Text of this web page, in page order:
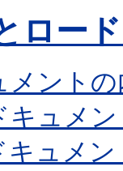
ロー
メント
キュメン
キュメン